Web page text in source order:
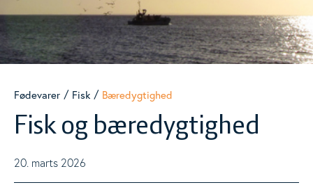
Kvalitet og fødevaresikkerhed
Kartofler
Brød, kornprodukter og fuldkorn
Fødevarer Fisk Bæredygtighed
Fisk og bæredygtighed
20. marts 2026